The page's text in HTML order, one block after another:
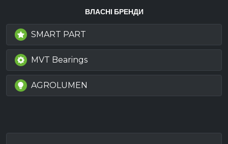
ВЛАСНІ БРЕНДИ
SMART PART
MVT Bearings
AGROLUMEN